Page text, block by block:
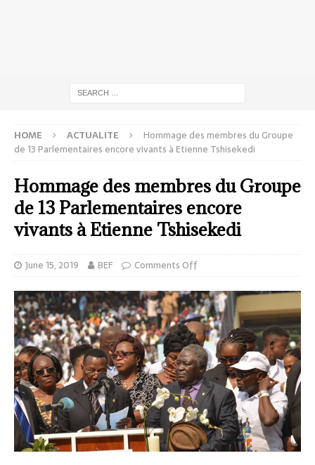
HOME ACTUALITE
Hommage des membres du Groupe
de 13 Parlementaires encore vivants à Etienne Tshisekedi
Hommage des membres du Groupe
de 13 Parlementaires encore
vivants à Etienne Tshisekedi
June 15, 2019 BEF Comments Off